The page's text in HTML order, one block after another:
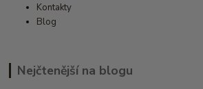
Kontakty
Blog
Nejčtenější na blogu